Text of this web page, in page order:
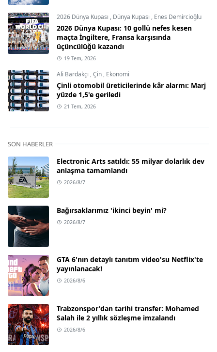
2026 Dünya Kupası , Dünya Kupası , Enes Demircioğlu
2026 Dünya Kupası: 10 gollü nefes kesen
maçta İngiltere, Fransa karşısında
üçüncülüğü kazandı
19 Tem, 2026
Ali Bardakçı ,Çin , Ekonomi
Çinli otomobil üreticilerinde kâr alarmı: Marj
yüzde 1,5'e geriledi
21 Tem, 2026
SON HABERLER
Electronic Arts satıldı: 55 milyar dolarlık dev
anlaşma tamamlandı
2026/8/7
Bağırsaklarımız 'ikinci beyin' mi?
2026/8/7
GTA 6'nın detaylı tanıtım video'su Netflix'te
yayınlanacak!
2026/8/6
Trabzonspor'dan tarihi transfer: Mohamed
Salah ile 2 yıllık sözleşme imzalandı
2026/8/6